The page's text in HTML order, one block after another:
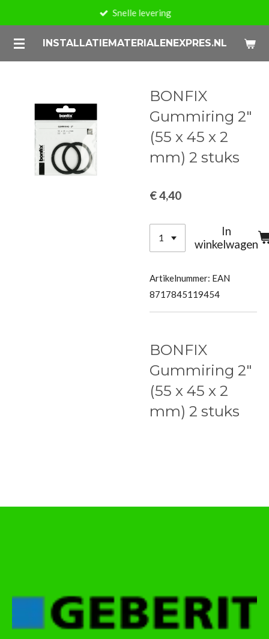
naar
de
INSTALLATIEMATERIALENEXPRES.NL
Snelle levering
BONFIX
Gummiring 2"
(55 x 45 x 2
mm) 2 stuks
€ 4,40
In
winkelwagen
Artikelnummer: EAN
8717845119454
BONFIX
Gummiring 2"
(55 x 45 x 2
mm) 2 stuks